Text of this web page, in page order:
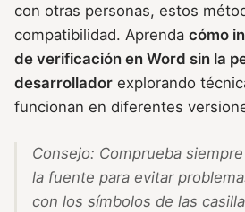
con otras personas, estos
compatibilidad. Aprenda cómo
de verificación en Word sin la
desarrollador explorando
funcionan en diferentes
Consejo: Comprueba
la fuente para evitar
con los símbolos de las